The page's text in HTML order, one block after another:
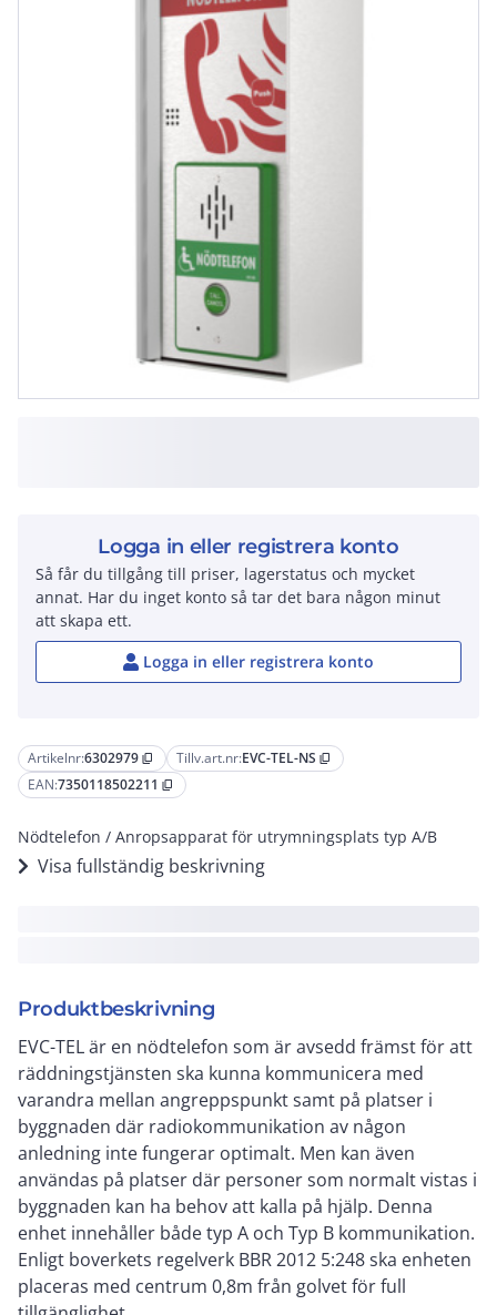
Artikelnr:6302979 content_copy Tillv.art.nr:EVC-TEL-NS content_copy
EAN:7350118502211 content_copy
Nödtelefon / Anropsapparat för utrymningsplats typ A/B
Visa fullständig beskrivning
Produktbeskrivning
EVC-TEL är en nödtelefon som är avsedd främst för att
räddningstjänsten ska kunna kommunicera med
varandra mellan angreppspunkt samt på platser i
byggnaden där radiokommunikation av någon
anledning inte fungerar optimalt. Men kan även
användas på platser där personer som normalt vistas i
byggnaden kan ha behov att kalla på hjälp. Denna
enhet innehåller både typ A och Typ B kommunikation.
Enligt boverkets regelverk BBR 2012 5:248 ska enheten
placeras med centrum 0,8m från golvet för full
Logga in eller registrera konto
Så får du tillgång till priser, lagerstatus och mycket
annat. Har du inget konto så tar det bara någon minut
att skapa ett.
Logga in eller registrera konto